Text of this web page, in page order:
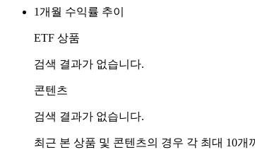
1개월 수익률 추이
ETF 상품
검색 결과가 없습니다.
콘텐츠
검색 결과가 없습니다.
최근 본 상품 및 콘텐츠의 경우 각 최대 10